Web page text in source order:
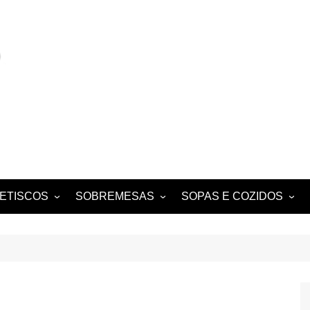
SOBREMESAS SOPAS E COZIDOS